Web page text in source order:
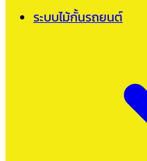
ระบบไม้กั้นรถยนต์